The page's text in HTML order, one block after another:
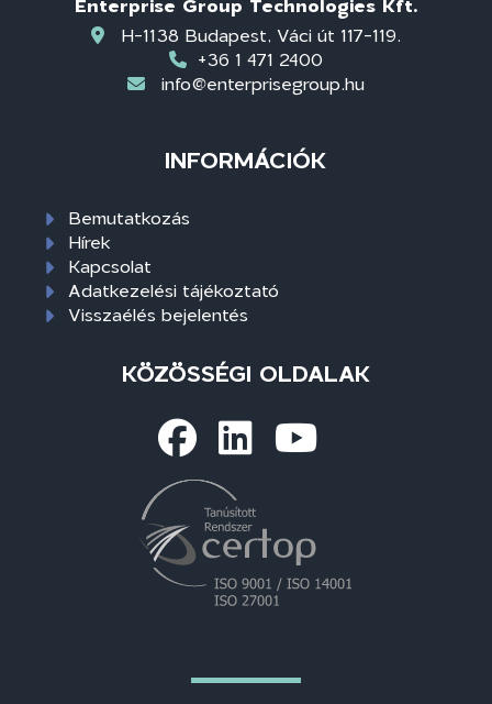
H-1138 Budapest, Váci út 117-119.
+36 1 471 2400
info@enterprisegroup.hu
INFORMÁCIÓK
Bemutatkozás
Hírek
Kapcsolat
Adatkezelési tájékoztató
Visszaélés bejelentés
KÖZÖSSÉGI OLDALAK